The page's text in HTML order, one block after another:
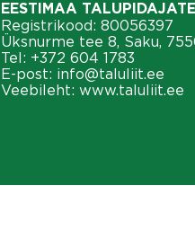
EESTIMAA
Registrikood: 80056397
Üksnurme tee 8, Saku,
Tel: +372 604 1783
E-post: info@taluliit.ee
Veebileht: www.taluliit.ee